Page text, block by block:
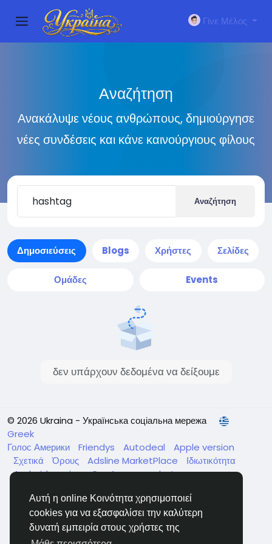
Αυτή η online Κοινότητα χρησιμοποιεί
cookies για να εξασφαλίσει την καλύτερη
δυνατή εμπειρία στους χρήστες της
Γίνε Μέλος
Αναζήτηση
Ανακάλυψε νέους ανθρώπους, δημιούργησε
νέες συνδέσεις και κάνε καινούργιους φίλους
Αναζήτηση
Δημοσιεύσεις Blogs Χρήστες Σελίδες
Ομάδες Events
δεν υπάρχουν δεδομένα να δείξουμε
© 2026 Ukraina - Українська соціальна мережа
Greek
Голос Америки
Friendys Autodeal
Apple version
Σχετικά
Όρους Adsline MarketPlace
Ιδιωτικότητα
Android version GenAp group chat
Нагодуйте голодних та безпритульних в Україні
Κατάλογος